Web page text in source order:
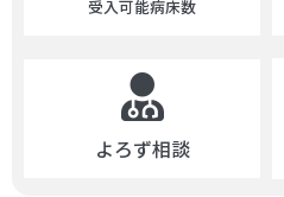
受入可能病床数
よろず相談